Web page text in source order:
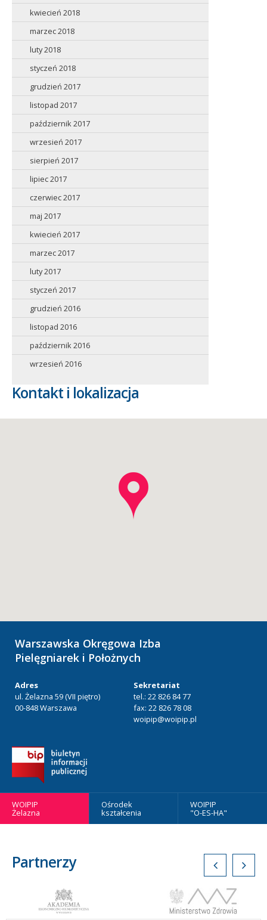
kwiecień 2018
marzec 2018
luty 2018
styczeń 2018
grudzień 2017
listopad 2017
październik 2017
wrzesień 2017
sierpień 2017
lipiec 2017
czerwiec 2017
maj 2017
kwiecień 2017
marzec 2017
luty 2017
styczeń 2017
grudzień 2016
listopad 2016
październik 2016
wrzesień 2016
Kontakt i lokalizacja
Warszawska Okręgowa Izba
Pielęgniarek i Położnych
Adres
ul. Żelazna 59 (VII piętro)
00-848 Warszawa
Sekretariat
tel.: 22 826 84 77
fax: 22 826 78 08
woipip@woipip.pl
WOIPIP
Żelazna
Ośrodek
kształcenia
WOIPIP
"O-ES-HA"
Partnerzy